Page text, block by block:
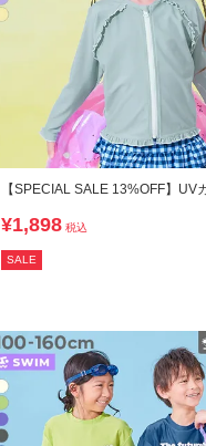
【SPECIAL SALE 13%OFF】UV
ード
¥1,898 税込
SALE